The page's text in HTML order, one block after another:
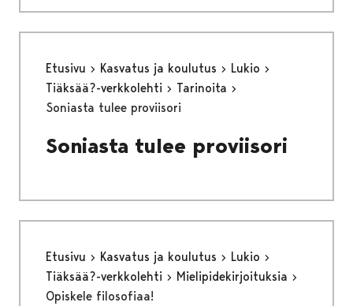
Etusivu Kasvatus ja koulutus
Lukio
Tiäksää?-verkkolehti
Tarinoita
Soniasta tulee proviisori
Soniasta tulee proviisori
Etusivu Kasvatus ja koulutus
Lukio
Tiäksää?-verkkolehti
Mielipidekirjoituksia
Opiskele filosofiaa!